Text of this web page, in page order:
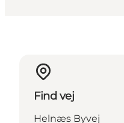
Find vej
Helnæs Byvej